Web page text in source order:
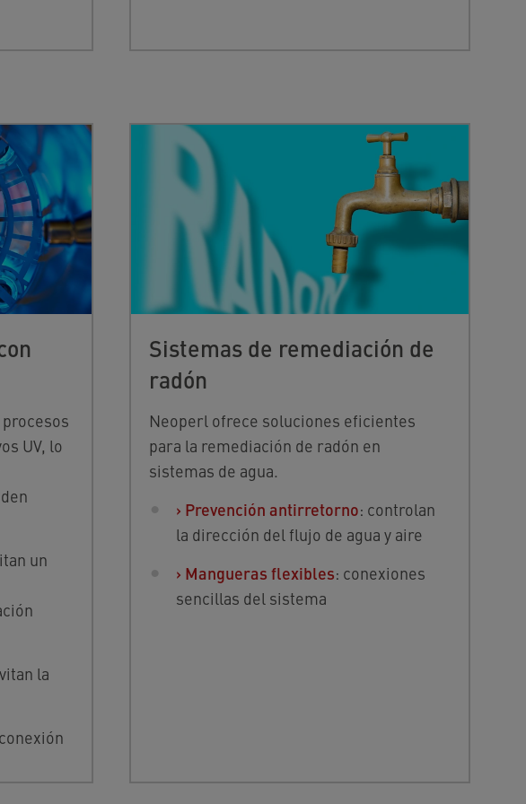
UV, lo
un
la
Sistemas de remediación de
radón
Neoperl ofrece soluciones eficientes
para la remediación de radón en
sistemas de agua.
› Prevención antirretorno: controlan
la dirección del flujo de agua y aire
› Mangueras flexibles: conexiones
sencillas del sistema